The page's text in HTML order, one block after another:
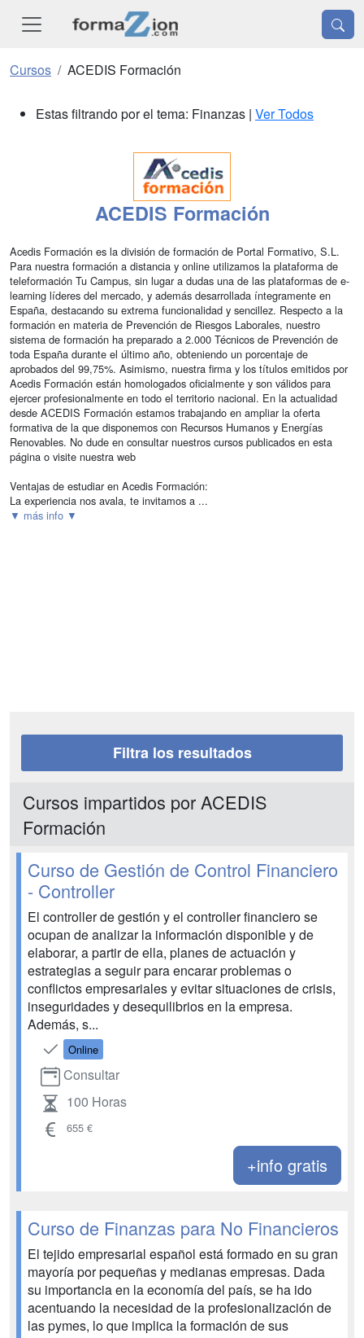
Cursos ACEDIS Formación
Estas filtrando por el tema: Finanzas | Ver Todos
ACEDIS Formación
Acedis Formación es la división de formación de Portal Formativo, S.L.
Para nuestra formación a distancia y online utilizamos la plataforma de
teleformación Tu Campus, sin lugar a dudas una de las plataformas de e-
learning líderes del mercado, y además desarrollada íntegramente en
España, destacando su extrema funcionalidad y sencillez. Respecto a la
formación en materia de Prevención de Riesgos Laborales, nuestro
sistema de formación ha preparado a 2.000 Técnicos de Prevención de
toda España durante el último año, obteniendo un porcentaje de
aprobados del 99,75%. Asimismo, nuestra firma y los títulos emitidos por
Acedis Formación están homologados oficialmente y son válidos para
ejercer profesionalmente en todo el territorio nacional. En la actualidad
desde ACEDIS Formación estamos trabajando en ampliar la oferta
formativa de la que disponemos con Recursos Humanos y Energías
Renovables. No dude en consultar nuestros cursos publicados en esta
página o visite nuestra web
Ventajas de estudiar en Acedis Formación:
La experiencia nos avala, te invitamos a ...
▼ más info ▼
Filtra los resultados
Cursos impartidos por ACEDIS
Formación
Curso de Gestión de Control Financiero
- Controller
El controller de gestión y el controller financiero se
ocupan de analizar la información disponible y de
elaborar, a partir de ella, planes de actuación y
estrategias a seguir para encarar problemas o
conflictos empresariales y evitar situaciones de crisis,
inseguridades y desequilibrios en la empresa.
Además, s...
Online
Consultar
100 Horas
655 €
+info gratis
Curso de Finanzas para No Financieros
El tejido empresarial español está formado en su gran
mayoría por pequeñas y medianas empresas. Dada
su importancia en la economía del país, se ha ido
acentuando la necesidad de la profesionalización de
las pymes, lo que implica la formación de sus